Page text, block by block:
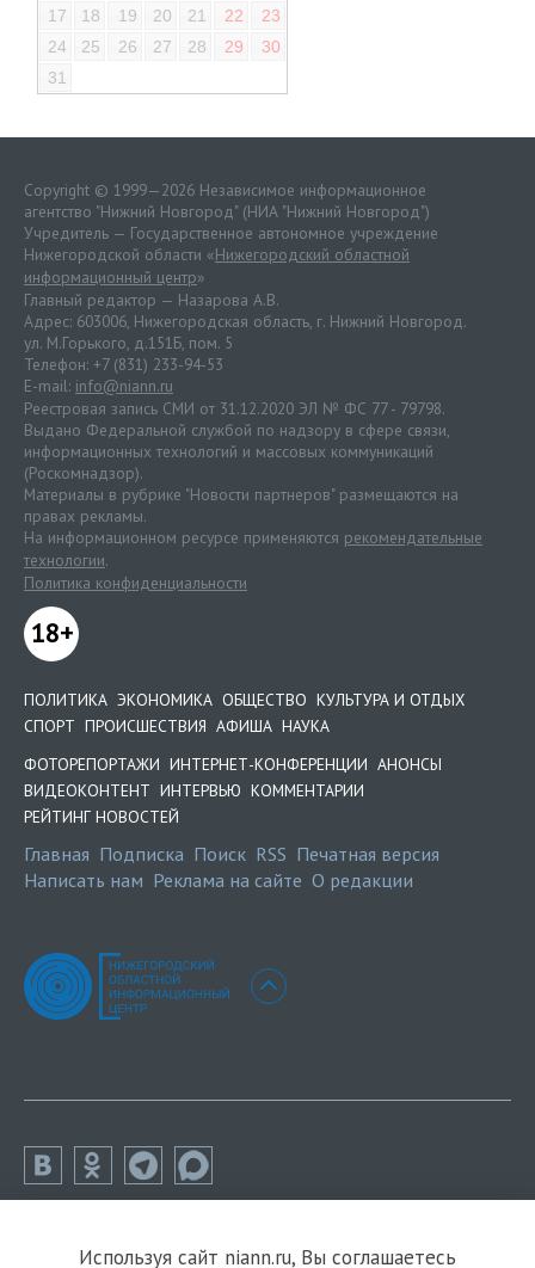
17
18 19 20 21 22
23
24
25 26 27 28 29
30
31
Copyright © 1999—2026 Независимое информационное
агентство "Нижний Новгород" (НИА "Нижний Новгород")
Учредитель — Государственное автономное учреждение
Нижегородской области «Нижегородский областной
информационный центр»
Главный редактор — Назарова А.В.
Адрес: 603006, Нижегородская область, г. Нижний Новгород.
ул. М.Горького, д.151Б, пом. 5
Телефон: +7 (831) 233-94-53
E-mail: info@niann.ru
Реестровая запись СМИ от 31.12.2020 ЭЛ № ФС 77 - 79798.
Выдано Федеральной службой по надзору в сфере связи,
информационных технологий и массовых коммуникаций
(Роскомнадзор).
Материалы в рубрике "Новости партнеров" размещаются на
правах рекламы.
На информационном ресурсе применяются рекомендательные
технологии.
Политика конфиденциальности
18+
ПОЛИТИКА ЭКОНОМИКА ОБЩЕСТВО КУЛЬТУРА И ОТДЫХ
СПОРТ ПРОИСШЕСТВИЯ АФИША НАУКА
ФОТОРЕПОРТАЖИ ИНТЕРНЕТ-КОНФЕРЕНЦИИ АНОНСЫ
ВИДЕОКОНТЕНТ ИНТЕРВЬЮ КОММЕНТАРИИ
РЕЙТИНГ НОВОСТЕЙ
Главная Подписка Поиск RSS Печатная версия
Написать нам Реклама на сайте О редакции
Используя сайт niann.ru, Вы соглашаетесь